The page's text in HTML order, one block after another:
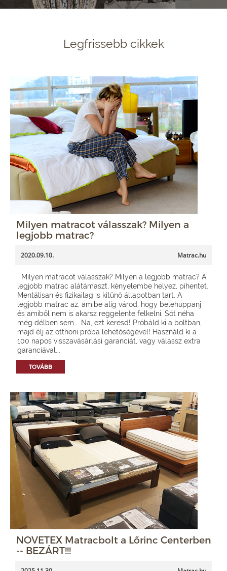
Legfrissebb cikkek
Milyen matracot válasszak? Milyen a
legjobb matrac?
2020.09.10. Matrac.hu
Milyen matracot válasszak? Milyen a legjobb matrac? A
legjobb matrac alátámaszt, kényelembe helyez, pihentet.
Mentálisan és fizikailag is kitűnő állapotban tart. A
legjobb matrac az, amibe alig várod, hogy belehuppanj
és amiből nem is akarsz reggelente felkelni. Sőt néha
még délben sem… Na, ezt keresd! Próbáld ki a boltban,
majd élj az otthoni próba lehetőségével! Használd ki a
100 napos visszavásárlási garanciát, vagy válassz extra
garanciával...
TOVÁBB
NOVETEX Matracbolt a Lőrinc Centerben
-- BEZÁRT!!!